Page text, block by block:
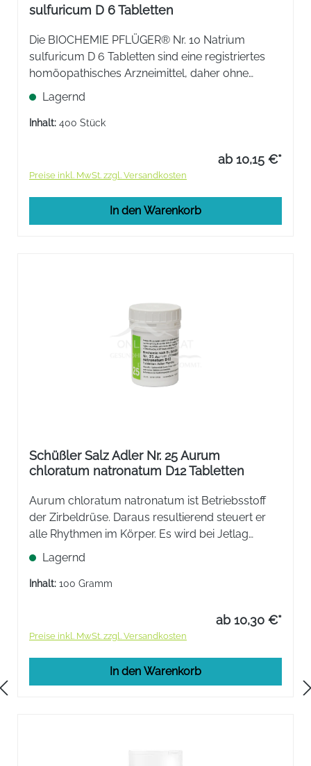
sulfuricum D 6 Tabletten
Die BIOCHEMIE PFLÜGER® Nr. 10 Natrium
sulfuricum D 6 Tabletten sind eine registriertes
homöopathisches Arzneimittel, daher ohne
Angabe einer therapeutischen Indikation.
Lagernd
Inhalt: 400 Stück
ab 10,15 €*
Preise inkl. MwSt. zzgl. Versandkosten
In den Warenkorb
Schüßler Salz Adler Nr. 25 Aurum
chloratum natronatum D12 Tabletten
Aurum chloratum natronatum ist Betriebsstoff
der Zirbeldrüse. Daraus resultierend steuert er
alle Rhythmen im Körper. Es wird bei Jetlag
hilfreich und bei Einschlafstörungen zum
Einschlafen eingenommen. Es ist ein wichtiges
Frauenmittel.
Lagernd
Inhalt: 100 Gramm
ab 10,30 €*
Preise inkl. MwSt. zzgl. Versandkosten
In den Warenkorb